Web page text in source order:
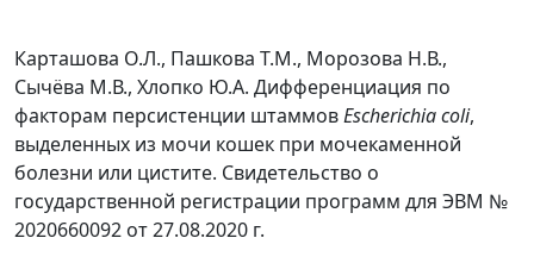
Карташова О.Л., Пашкова Т.М., Морозова Н.В.,
Сычёва М.В., Хлопко Ю.А. Дифференциация по
факторам персистенции штаммовEscherichia соli,
выделенных из мочи кошек при мочекаменной
болезни или цистите. Свидетельство о
государственной регистрации программ для ЭВМ №
2020660092 от 27.08.2020 г.